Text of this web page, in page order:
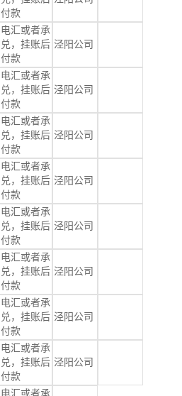
付款
电汇或者承
兑，挂账后
付款
泾阳公司
电汇或者承
兑，挂账后
付款
泾阳公司
电汇或者承
兑，挂账后
付款
泾阳公司
电汇或者承
兑，挂账后
付款
泾阳公司
电汇或者承
兑，挂账后
付款
泾阳公司
电汇或者承
兑，挂账后
付款
泾阳公司
电汇或者承
兑，挂账后
付款
泾阳公司
电汇或者承
兑，挂账后
付款
泾阳公司
电汇或者承